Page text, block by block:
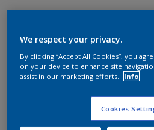
We respect your privacy.
By clicking “Accept All Cookies”, you
on your device to enhance site
assist in our marketing efforts.
Info
Cookies